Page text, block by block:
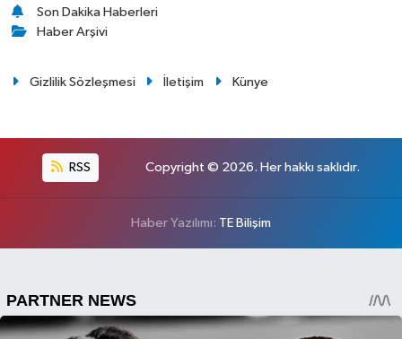
Son Dakika Haberleri
Haber Arşivi
Gizlilik Sözleşmesi İletişim Künye
RSS Copyright © 2026. Her hakkı saklıdır.
Haber Yazılımı: TE Bilişim